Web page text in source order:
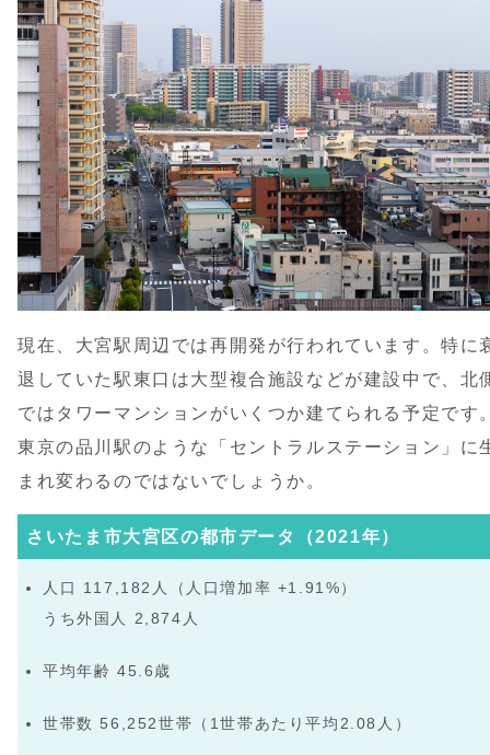
現在、大宮駅周辺では再開発が行われています。特に
退していた駅東口は大型複合施設などが建設中で、北
ではタワーマンションがいくつか建てられる予定です
東京の品川駅のような「セントラルステーション」に
まれ変わるのではないでしょうか。
さいたま市大宮区の都市データ（2021年）
人口 117,182人（人口増加率 +1.91%）
うち外国人 2,874人
平均年齢 45.6歳
世帯数 56,252世帯（1世帯あたり平均2.08人）